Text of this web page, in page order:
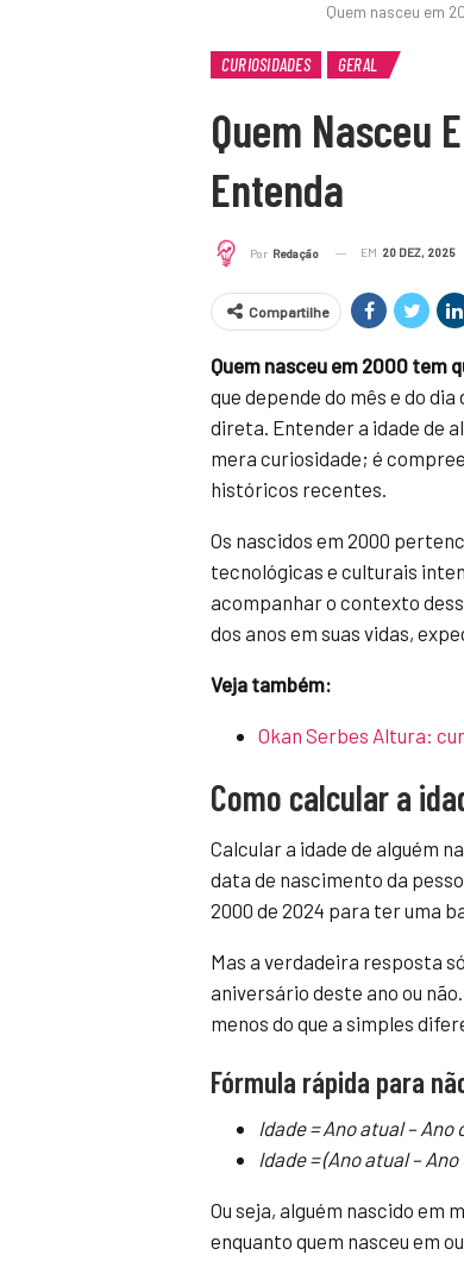
Quem nasceu em
CURIOSIDADES GERAL
Quem Nasceu
Entenda
Por Redação EM 20 DEZ, 2025
Compartilhe
Quem nasceu em 2000 tem
que depende do mês e do
direta. Entender a idade de
mera curiosidade; é
históricos recentes.
Os nascidos em 2000
tecnológicas e culturais
acompanhar o contexto
dos anos em suas vidas,
Veja também:
Okan Serbes Altura:
Como calcular a
Calcular a idade de alguém
data de nascimento da
2000 de 2024 para ter uma
Mas a verdadeira resposta
aniversário deste ano ou
menos do que a simples
Fórmula rápida para
Idade = Ano atual –
Idade = (Ano atual –
Ou seja, alguém nascido em
enquanto quem nasceu em